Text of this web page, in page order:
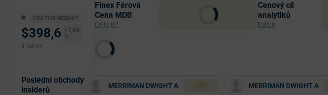
STAV TRHU NEZNÁMÝ
$398,6 +7,84
%
8 363 Kč
Finex Férová
Cena MDB
Co to je?
Cenový cíl
analytiků
Detaily
Poslední obchody
insiderů
MERRIMAN DWIGHT A MERRIMAN DWIGHT A